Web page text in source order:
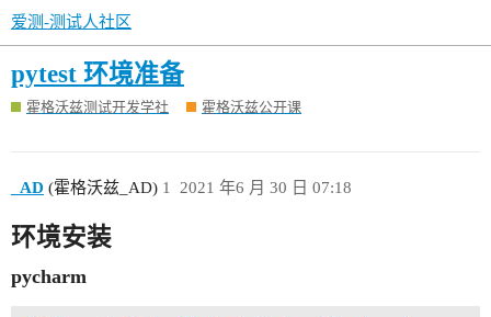
爱测-测试人社区
pytest 环境准备
霍格沃兹测试开发学社 霍格沃兹公开课
_AD (霍格沃兹_AD) 2021 年6 月 30 日 07:18
1
环境安装
pycharm